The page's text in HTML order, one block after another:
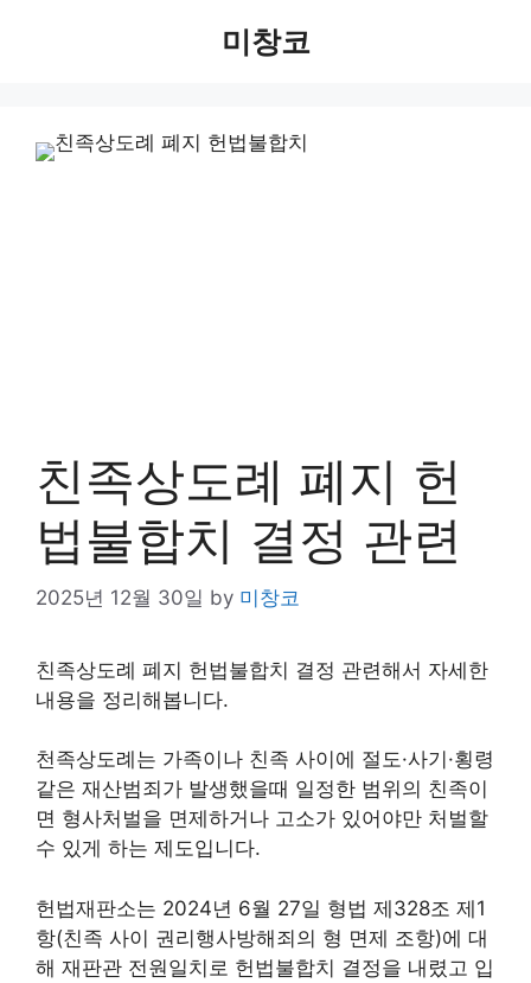
미창코
친족상도례 폐지 헌
법불합치 결정 관련
2025년 12월 30일 by 미창코
친족상도례 폐지 헌법불합치 결정 관련해서 자세한
내용을 정리해봅니다.
천족상도례는 가족이나 친족 사이에 절도·사기·횡령
같은 재산범죄가 발생했을때 일정한 범위의 친족이
면 형사처벌을 면제하거나 고소가 있어야만 처벌할
수 있게 하는 제도입니다.
헌법재판소는 2024년 6월 27일 형법 제328조 제1
항(친족 사이 권리행사방해죄의 형 면제 조항)에 대
해 재판관 전원일치로 헌법불합치 결정을 내렸고 입